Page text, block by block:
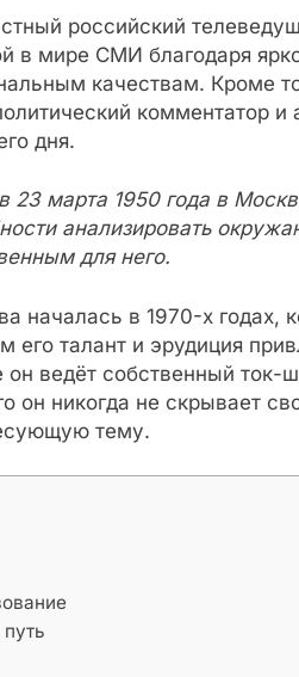
российский
в мире СМИ благодаря
качествам. Кроме
комментатор
дня.
23 марта 1950 года в
анализировать
для него.
началась в 1970-х годах,
его талант и эрудиция
ведёт собственный ток-
он никогда не скрывает
тему.